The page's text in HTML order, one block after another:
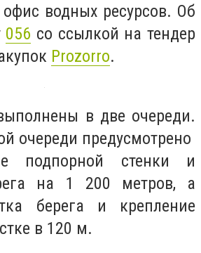
водных ресурсов. Об
056 со ссылкой на тендер
Prozorro.
в две очереди.
очереди предусмотрено
подпорной стенки и
на 1 200 метров, а
берега и крепление
в 120 м.